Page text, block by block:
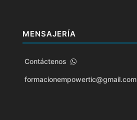
MENSAJERÍA
Contáctenos
formacionempowertic@gmail.com